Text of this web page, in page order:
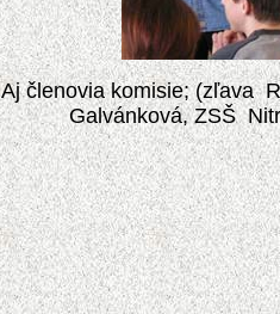
Aj členovia komisie; (zľava
Galvánková, ZSŠ